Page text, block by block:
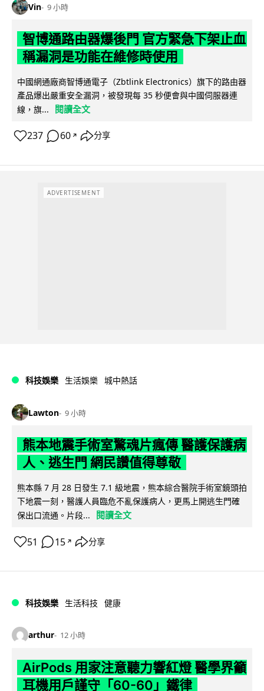
Vin 9 小時
智博通路由器爆後門 官方緊急下架止血
稱漏洞是功能在維修時使用
中國網通廠商智博通電子（Zbtlink Electronics）旗下的路由器
產品爆出嚴重安全漏洞，被發現每 35 秒便會與中國伺服器連
線，旗...
閱讀全文
237 60 ↗ 分享
ADVERTISEMENT
科技娛樂 生活娛樂 城中熱話
Lawton 9 小時
熊本地震手術室驚魂片瘋傳 醫護保護病
人、逃生門 網民讚值得尊敬
熊本縣 7 月 28 日發生 7.1 級地震，熊本綜合醫院手術室鏡頭拍
下地震一刻，醫護人員臨危不亂保護病人，更馬上開逃生門確
保出口流通。片段...
閱讀全文
51 15 ↗ 分享
科技娛樂 生活科技 健康
arthur 12 小時
AirPods 用家注意聽力響紅燈 醫學界籲
耳機用戶謹守「60-60」鐵律